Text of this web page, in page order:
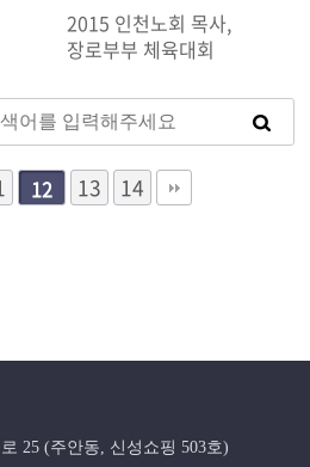
2015 인천노회 목사,
장로부부 체육대회
12 13 14
25 (주안동, 신성쇼핑 503호)